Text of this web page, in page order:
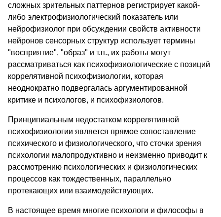
сложных зрительных паттернов регистрирует какой-
либо электрофизиологический показатель или
нейрофизиолог при обсуждении свойств активности
нейронов сенсорных структур использует термины
"восприятие", "образ" и т.п., их работы могут
рассматриваться как психофизиологические с позиций
коррелятивной психофизиологии, которая
неоднократно подвергалась аргументированной
критике и психологов, и психофизиологов.
Принципиальным недостатком коррелятивной
психофизиологии является прямое сопоставление
психического и физиологического, что сточки зрения
психологии малопродуктивно и неизменно приводит к
рассмотрению психологических и физиологических
процессов как тождественных, параллельно
протекающих или взаимодействующих.
В настоящее время многие психологи и философы в